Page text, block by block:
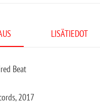
LISÄTIEDOT
Beat
2017